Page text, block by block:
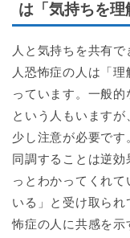
は「気持ちを理
人と気持ちを共有
人恐怖症の人は「
っています。一般的
という人もいますが
少し注意が必要で
同調することは逆
っとわかってくれ
いる」と受け取ら
怖症の人に共感を